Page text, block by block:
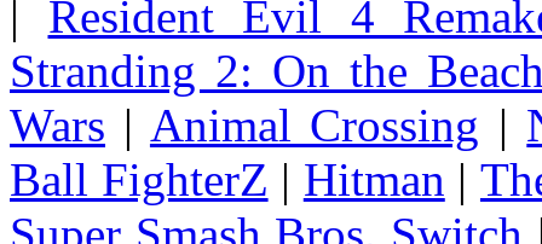
| Resident Evil 4
Stranding 2: On the
Wars | Animal Crossing |
Ball FighterZ | Hitman |